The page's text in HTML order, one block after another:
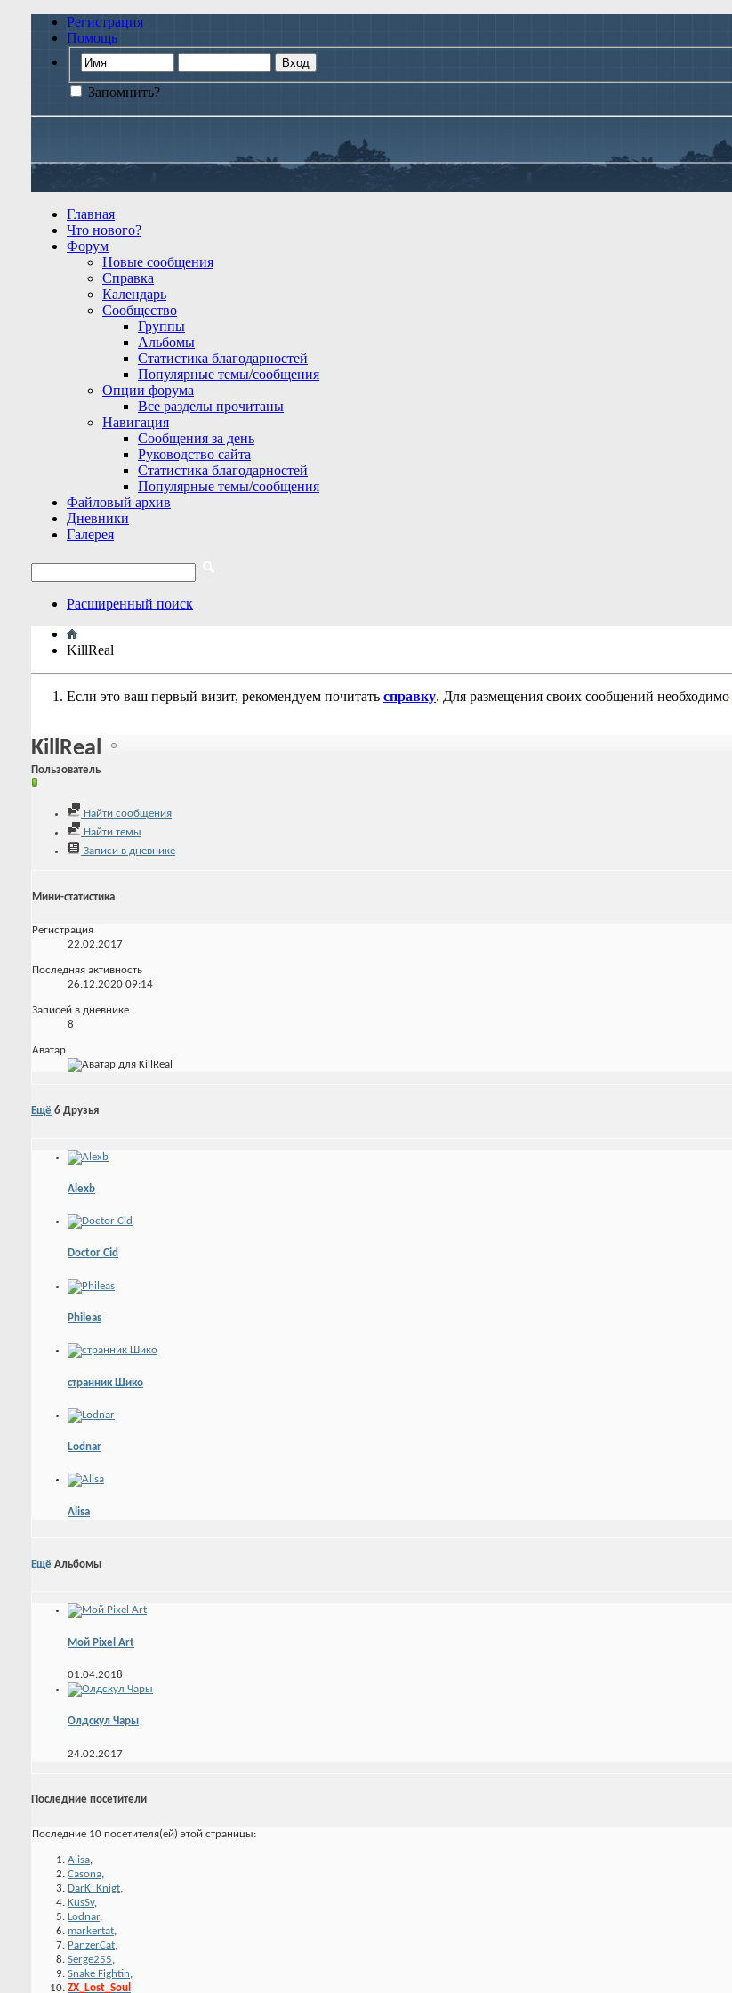
Регистрация
Помощь
Запомнить?
Главная
Что нового?
Форум
Новые сообщения
Справка
Календарь
Сообщество
Группы
Альбомы
Статистика благодарностей
Популярные темы/сообщения
Опции форума
Все разделы прочитаны
Навигация
Сообщения за день
Руководство сайта
Статистика благодарностей
Популярные темы/сообщения
Файловый архив
Дневники
Галерея
Расширенный поиск
KillReal
Если это ваш первый визит, рекомендуем почитать справку. Для размещения своих сообщений необходимо
KillReal
Пользователь
Найти сообщения
Найти темы
Записи в дневнике
Мини-статистика
Регистрация
22.02.2017
Последняя активность
26.12.2020 09:14
Записей в дневнике
8
Аватар
Ещё 6 Друзья
Alexb
Doctor Cid
Phileas
странник Шико
Lodnar
Alisa
Ещё Альбомы
Мой Pixel Art
01.04.2018
Олдскул Чары
24.02.2017
Последние посетители
Последние 10 посетителя(ей) этой страницы:
Alisa,
Casona,
DarK_Knigt,
KusSv,
Lodnar,
markertat,
PanzerCat,
Serge255,
Snake Fightin,
ZX_Lost_Soul